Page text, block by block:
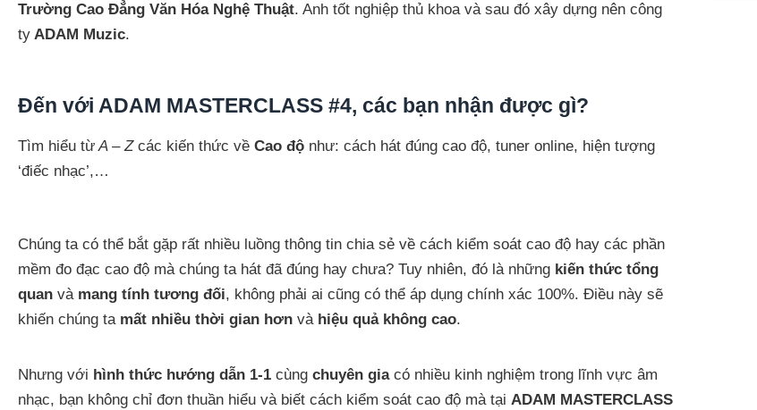
Trường Cao Đẳng Văn Hóa Nghệ Thuật. Anh tốt nghiệp thủ khoa và sau đó xây dựng nên công
ty ADAM Muzic.
Đến với ADAM MASTERCLASS #4, các bạn nhận được gì?
Tìm hiểu từA – Zcác kiến thức về Cao độ như: cách hát đúng cao độ, tuner online, hiện tượng
‘điếc nhạc’,…
Chúng ta có thể bắt gặp rất nhiều luồng thông tin chia sẻ về cách kiểm soát cao độ hay các phần
mềm đo đạc cao độ mà chúng ta hát đã đúng hay chưa? Tuy nhiên, đó là những kiến thức tổng
quan và mang tính tương đối, không phải ai cũng có thể áp dụng chính xác 100%. Điều này sẽ
khiến chúng ta mất nhiều thời gian hơn và hiệu quả không cao.
Nhưng với hình thức hướng dẫn 1-1 cùng chuyên giacó nhiều kinh nghiệm trong lĩnh vực âm
nhạc, bạn không chỉ đơn thuần hiểu và biết cách kiểm soát cao độ mà tại ADAM MASTERCLASS